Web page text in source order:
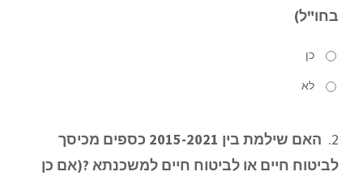
בחו"ל)
כן
לא
2.
האם שילמת בין 2015-2021 כספים מכיסך
לביטוח חיים או לביטוח חיים למשכנתא ?(אם כן